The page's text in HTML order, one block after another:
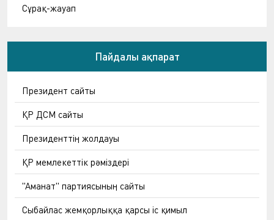
Сұрақ-жауап
Пайдалы ақпарат
Президент сайты
ҚР ДСМ сайты
Президенттің жолдауы
ҚР мемлекеттік рәміздері
"Аманат" партиясының сайты
Сыбайлас жемқорлыққа қарсы іс қимыл